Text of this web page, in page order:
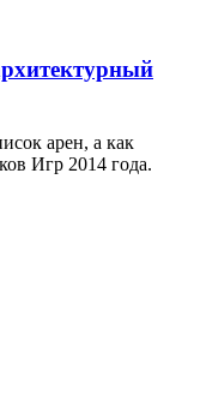
арен, а как
Игр 2014 года.